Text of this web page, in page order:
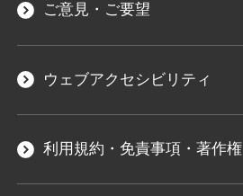
ご意見・ご要望
ウェブアクセシビリティ
利用規約・免責事項・著作権